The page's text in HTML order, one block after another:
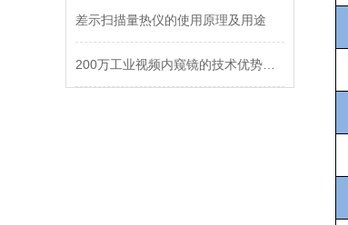
差示扫描量热仪的使用原理及用途